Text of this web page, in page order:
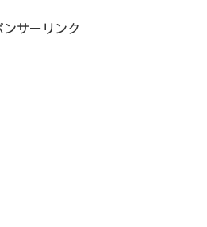
ンサーリンク